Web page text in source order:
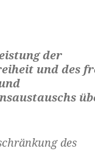
der
und des
des